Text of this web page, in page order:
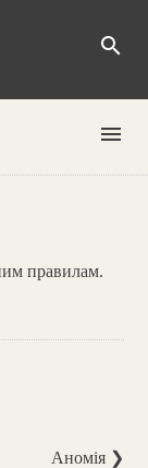
search
menu
правилам.
Аномія ❯